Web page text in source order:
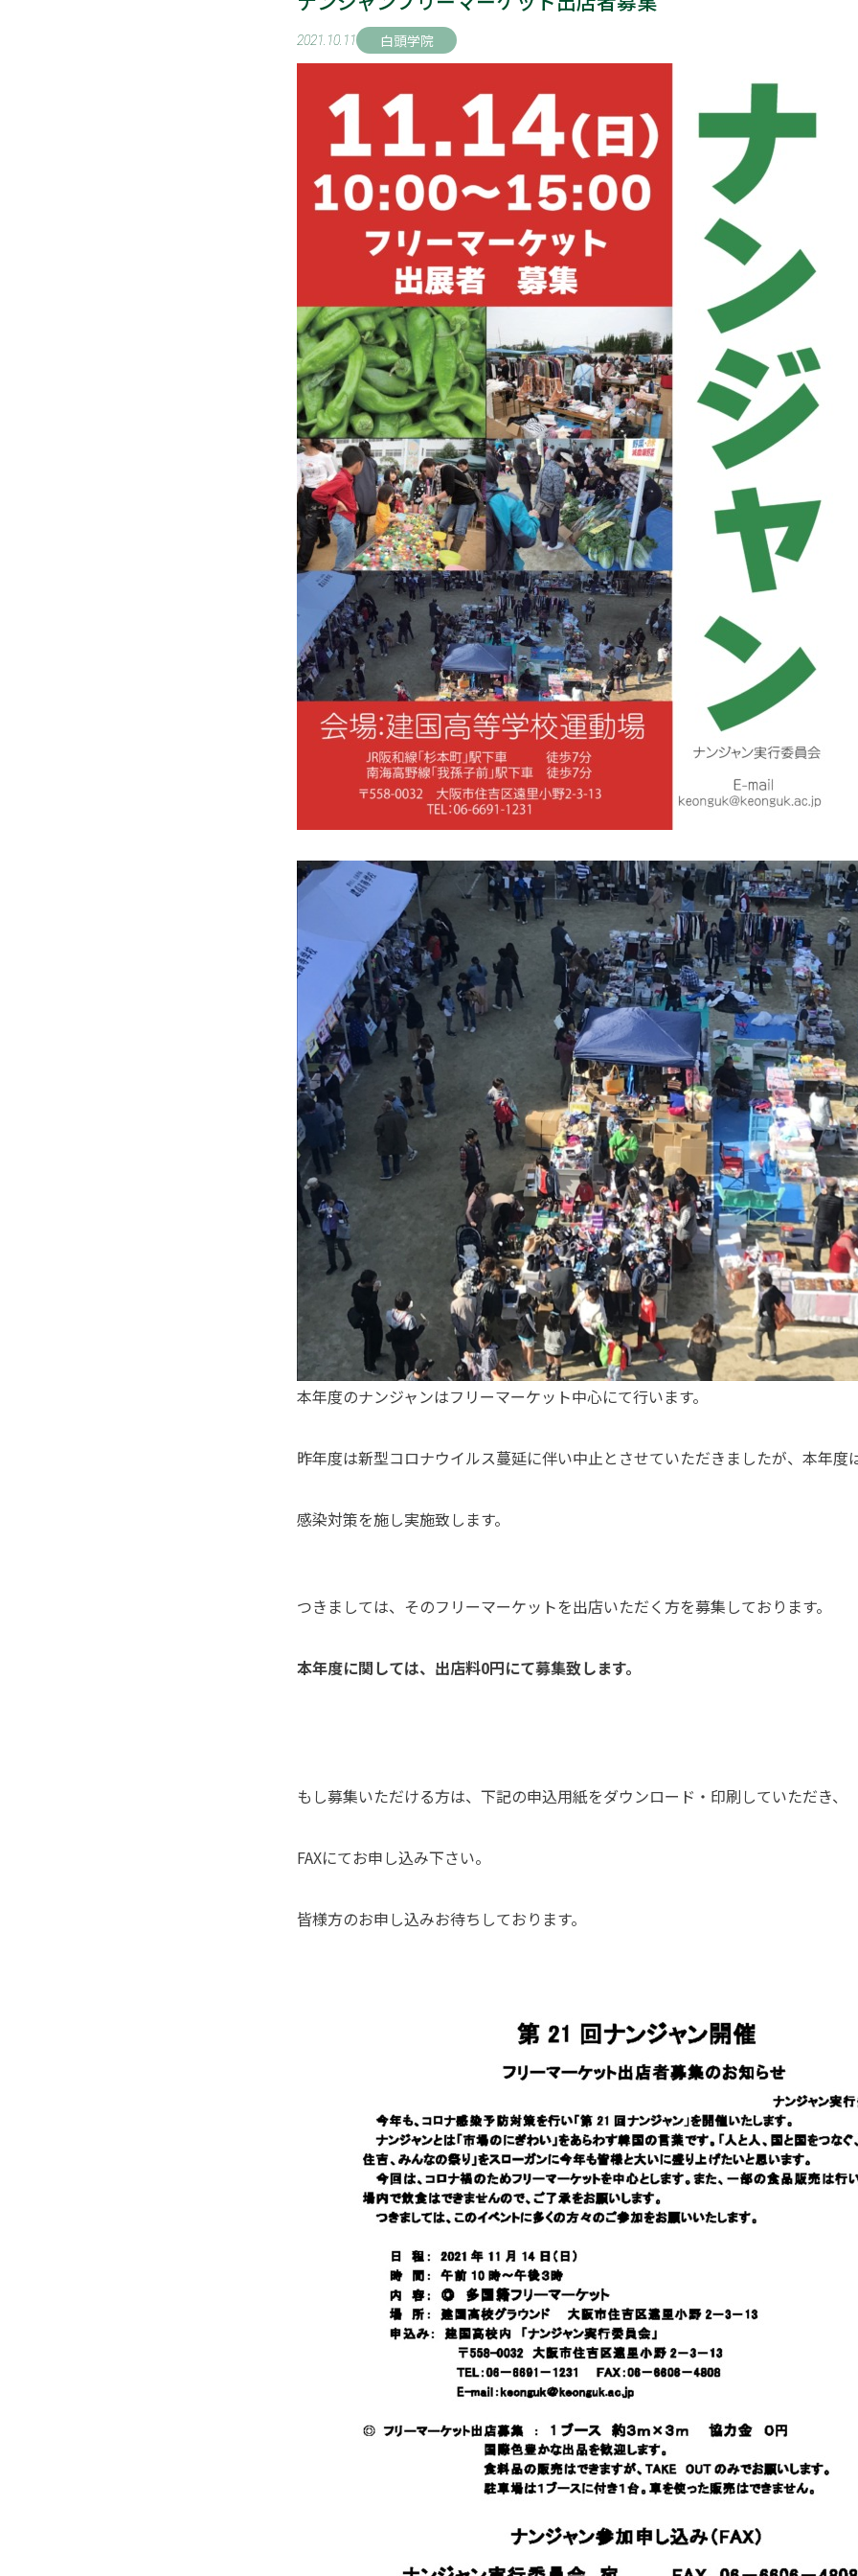
2021.10.11 白頭学院
本年度のナンジャンはフリーマーケット中心にて行います。
昨年度は新型コロナウイルス蔓延に伴い中止とさせていただきましたが、本年度
感染対策を施し実施致します。
つきましては、そのフリーマーケットを出店いただく方を募集しております。
本年度に関しては、出店料0円にて募集致します。
もし募集いただける方は、下記の申込用紙をダウンロード・印刷していただき、
FAXにてお申し込み下さい。
皆様方のお申し込みお待ちしております。